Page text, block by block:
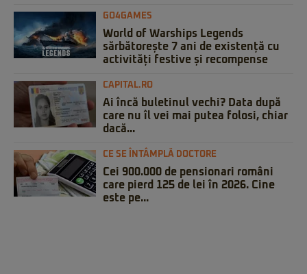
GO4GAMES
World of Warships Legends
sărbătorește 7 ani de existență cu
activități festive și recompense
CAPITAL.RO
Ai încă buletinul vechi? Data după
care nu îl vei mai putea folosi, chiar
dacă...
CE SE ÎNTÂMPLĂ DOCTORE
Cei 900.000 de pensionari români
care pierd 125 de lei în 2026. Cine
este pe...